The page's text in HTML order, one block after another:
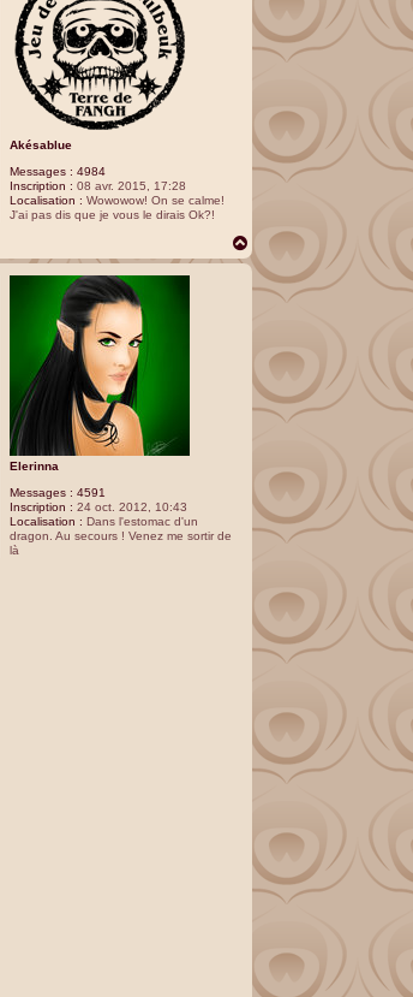
Akésablue
Messages : 4984
Inscription : 08 avr. 2015, 17:28
Localisation : Wowowow! On se calme!
J'ai pas dis que je vous le dirais Ok?!
a
u
t
Elerinna
Messages : 4591
Inscription : 24 oct. 2012, 10:43
Localisation : Dans l'estomac d'un
dragon. Au secours ! Venez me sortir de
là